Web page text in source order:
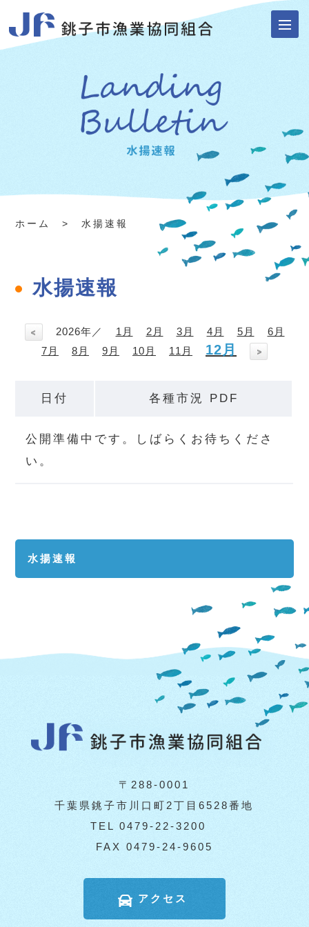
ホーム > 水揚速報
水揚速報
2026年／ 1月 2月 3月 4月 5月
6月
7月
8月 9月 10月 11月 12月
日付 各種市況 PDF
公開準備中です。しばらくお待ちくださ
い。
水揚速報
〒288-0001
千葉県銚子市川口町2丁目6528番地
TEL 0479-22-3200
FAX 0479-24-9605
アクセス